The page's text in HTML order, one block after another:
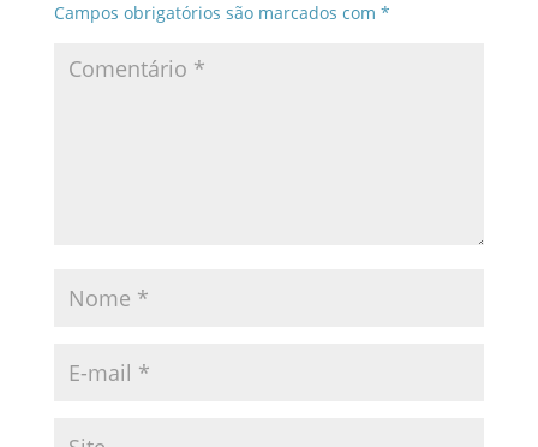
Campos obrigatórios são marcados com *